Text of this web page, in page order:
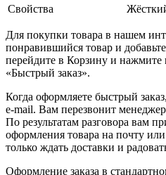
Свойства
Для покупки товара в нашем
понравившийся товар и
перейдите в Корзину и нажмите
«Быстрый заказ».
Когда оформляете быстрый
e-mail. Вам перезвонит
По результатам разговора вам
оформления товара на почту
только ждать доставки и
Оформление заказа в